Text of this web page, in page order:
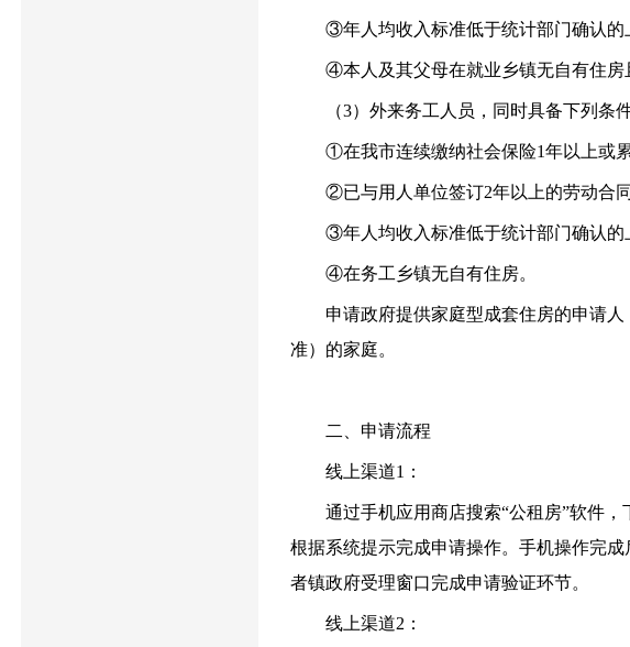
③年人均收入标准低于统计部门确认的
④本人及其父母在就业乡镇无自有住房
（3）外来务工人员，同时具备下列条件
①在我市连续缴纳社会保险1年以上或累
②已与用人单位签订2年以上的劳动合同
③年人均收入标准低于统计部门确认的
④在务工乡镇无自有住房。
申请政府提供家庭型成套住房的申请人
准）的家庭。
二、申请流程
线上渠道1：
通过手机应用商店搜索“公租房”软件，
根据系统提示完成申请操作。手机操作完
者镇政府受理窗口完成申请验证环节。
线上渠道2：